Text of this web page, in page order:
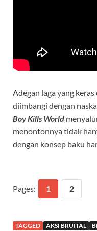
Adegan laga yang
diimbangi dengan
Boy Kills World
menontonnya tidak
dengan konsep baku
Pages: 1 2
TAGGED AKSI BRUITAL